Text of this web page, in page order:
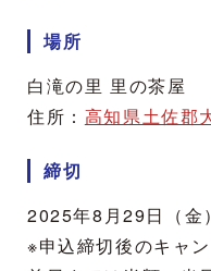
場所
白滝の里 里の茶屋
住所： 高知県土佐郡
締切
2025年8月29日（金）
※申込締切後のキャ